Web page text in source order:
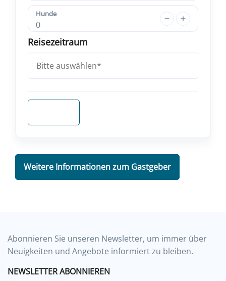
Hunde
0
Reisezeitraum
Weitere Informationen zum Gastgeber
Abonnieren Sie unseren Newsletter, um immer über
Neuigkeiten und Angebote informiert zu bleiben.
NEWSLETTER ABONNIEREN